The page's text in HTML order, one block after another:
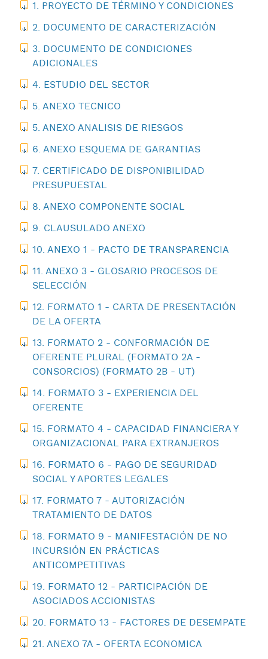
1. PROYECTO DE TÉRMINO Y CONDICIONES
2. DOCUMENTO DE CARACTERIZACIÓN
3. DOCUMENTO DE CONDICIONES
ADICIONALES
4. ESTUDIO DEL SECTOR
5. ANEXO TECNICO
5. ANEXO ANALISIS DE RIESGOS
6. ANEXO ESQUEMA DE GARANTIAS
7. CERTIFICADO DE DISPONIBILIDAD
PRESUPUESTAL
8. ANEXO COMPONENTE SOCIAL
9. CLAUSULADO ANEXO
10. ANEXO 1 - PACTO DE TRANSPARENCIA
11. ANEXO 3 - GLOSARIO PROCESOS DE
SELECCIÓN
12. FORMATO 1 - CARTA DE PRESENTACIÓN
DE LA OFERTA
13. FORMATO 2 - CONFORMACIÓN DE
OFERENTE PLURAL (FORMATO 2A -
CONSORCIOS) (FORMATO 2B - UT)
14. FORMATO 3 - EXPERIENCIA DEL
OFERENTE
15. FORMATO 4 - CAPACIDAD FINANCIERA Y
ORGANIZACIONAL PARA EXTRANJEROS
16. FORMATO 6 - PAGO DE SEGURIDAD
SOCIAL Y APORTES LEGALES
17. FORMATO 7 - AUTORIZACIÓN
TRATAMIENTO DE DATOS
18. FORMATO 9 - MANIFESTACIÓN DE NO
INCURSIÓN EN PRÁCTICAS
ANTICOMPETITIVAS
19. FORMATO 12 - PARTICIPACIÓN DE
ASOCIADOS ACCIONISTAS
20. FORMATO 13 - FACTORES DE DESEMPATE
21. ANEXO 7A - OFERTA ECONOMICA